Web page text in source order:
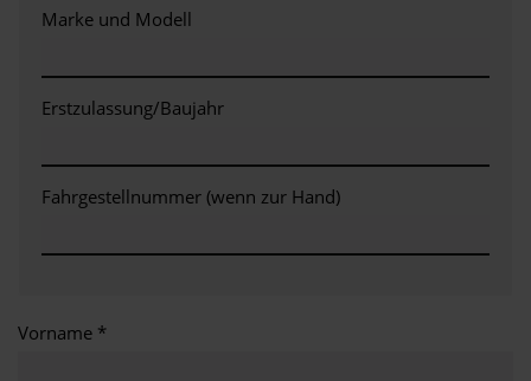
Marke und Modell
Erstzulassung/Baujahr
Fahrgestellnummer (wenn zur Hand)
Vorname *